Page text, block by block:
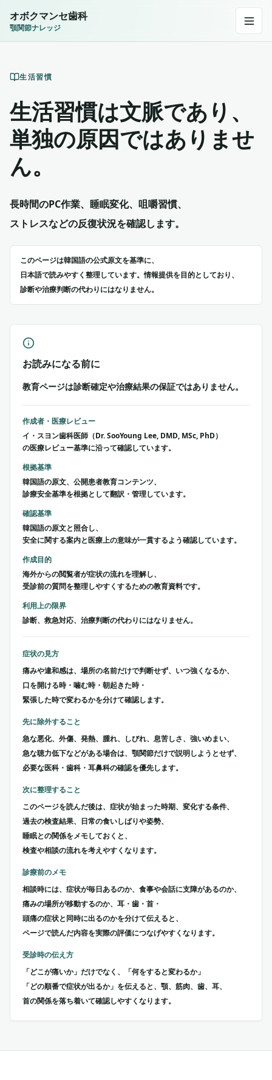
オボクマンセ歯科
顎関節ナレッジ
生活習慣
生活習慣は文脈であり、
単独の原因ではありませ
ん。
長時間のPC作業、睡眠変化、咀嚼習慣、
ストレスなどの反復状況を確認します。
このページは韓国語の公式原文を基準に、
日本語で読みやすく整理しています。情報提供を目的としており、
診断や治療判断の代わりにはなりません。
お読みになる前に
教育ページは診断確定や治療結果の保証ではありません。
作成者・医療レビュー
イ・スヨン歯科医師（Dr. SooYoung Lee, DMD, MSc, PhD）
の医療レビュー基準に沿って確認しています。
根拠基準
韓国語の原文、公開患者教育コンテンツ、
診療安全基準を根拠として翻訳・管理しています。
確認基準
韓国語の原文と照合し、
安全に関する案内と医療上の意味が一貫するよう確認しています。
作成目的
海外からの閲覧者が症状の流れを理解し、
受診前の質問を整理しやすくするための教育資料です。
利用上の限界
診断、救急対応、治療判断の代わりにはなりません。
症状の見方
痛みや違和感は、場所の名前だけで判断せず、いつ強くなるか、
口を開ける時・噛む時・朝起きた時・
緊張した時で変わるかを分けて確認します。
先に除外すること
急な悪化、外傷、発熱、腫れ、しびれ、息苦しさ、強いめまい、
急な聴力低下などがある場合は、顎関節だけで説明しようとせず、
必要な医科・歯科・耳鼻科の確認を優先します。
次に整理すること
このページを読んだ後は、症状が始まった時期、変化する条件、
過去の検査結果、日常の食いしばりや姿勢、
睡眠との関係をメモしておくと、
検査や相談の流れを考えやすくなります。
診療前のメモ
相談時には、症状が毎日あるのか、食事や会話に支障があるのか、
痛みの場所が移動するのか、耳・歯・首・
頭痛の症状と同時に出るのかを分けて伝えると、
ページで読んだ内容を実際の評価につなげやすくなります。
受診時の伝え方
「どこが痛いか」だけでなく、「何をすると変わるか」
「どの順番で症状が出るか」を伝えると、顎、筋肉、歯、耳、
首の関係を落ち着いて確認しやすくなります。